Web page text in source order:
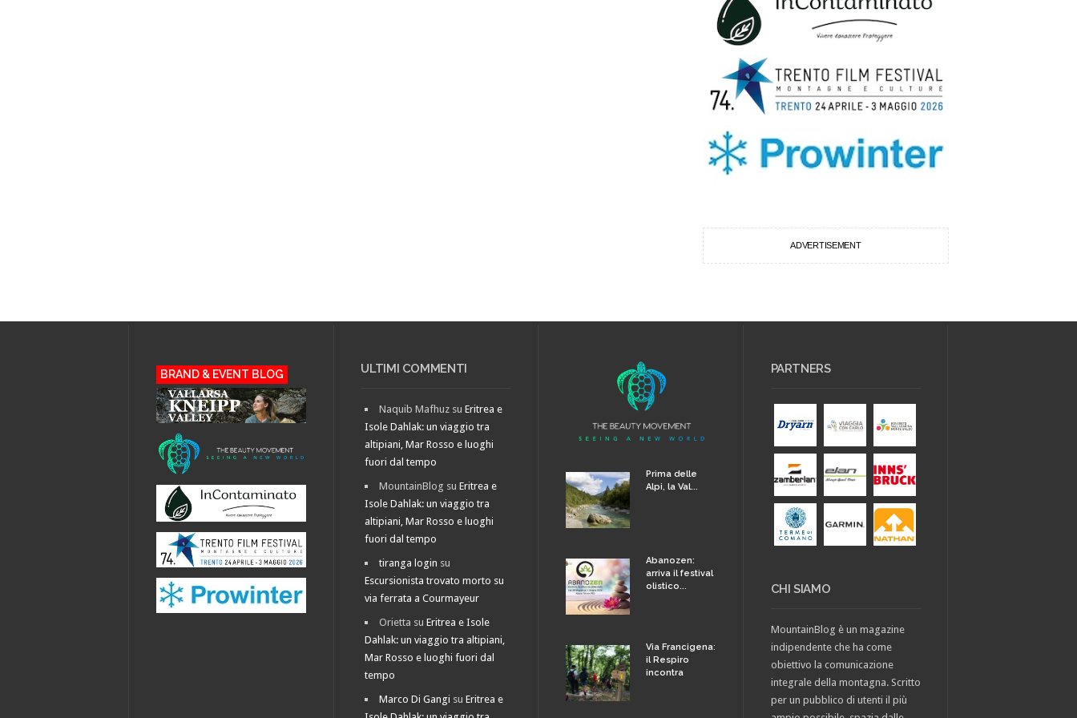
ADVERTISEMENT
BRAND & EVENT BLOG ULTIMI COMMENTI
Naquib Mafhuz suEritrea e
Isole Dahlak: un viaggio tra
altipiani, Mar Rosso e luoghi
fuori dal tempo
MountainBlog suEritrea e
Isole Dahlak: un viaggio tra
altipiani, Mar Rosso e luoghi
fuori dal tempo
tiranga login su
Escursionista trovato morto su
via ferrata a Courmayeur
Orietta suEritrea e Isole
Dahlak: un viaggio tra altipiani,
Mar Rosso e luoghi fuori dal
tempo
Marco Di Gangi suEritrea e
Prima delle
Alpi, la Val...
Abanozen:
arriva il festival
olistico...
Via Francigena:
il Respiro
incontra
PARTNERS
CHI SIAMO
MountainBlog è un magazine
indipendente che ha come
obiettivo la comunicazione
integrale della montagna. Scritto
per un pubblico di utenti il più